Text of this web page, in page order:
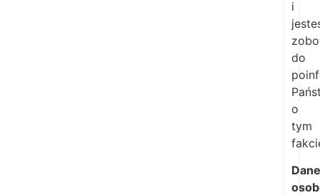
i
do
o
tym
Dane